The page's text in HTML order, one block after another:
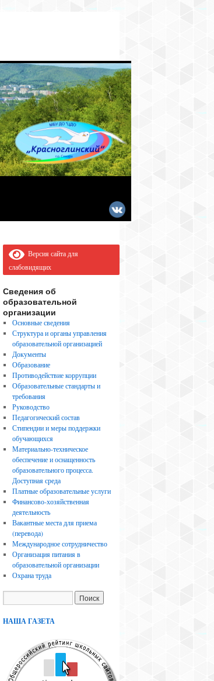
Версия сайта для
слабовидящих
Сведения об
образовательной
организации
Основные сведения
Структура и органы управления
образовательной организацией
Документы
Образование
Противодействие коррупции
Образовательные стандарты и
требования
Руководство
Педагогический состав
Стипендии и меры поддержки
обучающихся
Материально-техническое
обеспечение и оснащенность
образовательного процесса.
Доступная среда
Платные образовательные услуги
Финансово-хозяйственная
деятельность
Вакантные места для приема
(перевода)
Международное сотрудничество
Организация питания в
образовательной организации
Охрана труда
НАША ГАЗЕТА